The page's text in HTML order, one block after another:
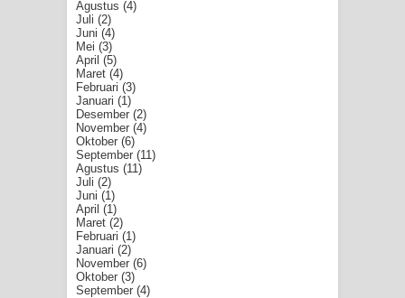
Agustus (4)
Juli (2)
Juni (4)
Mei (3)
April (5)
Maret (4)
Februari (3)
Januari (1)
Desember (2)
November (4)
Oktober (6)
September (11)
Agustus (11)
Juli (2)
Juni (1)
April (1)
Maret (2)
Februari (1)
Januari (2)
November (6)
Oktober (3)
September (4)